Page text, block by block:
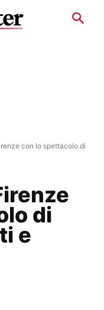
con lo spettacolo di
di
e